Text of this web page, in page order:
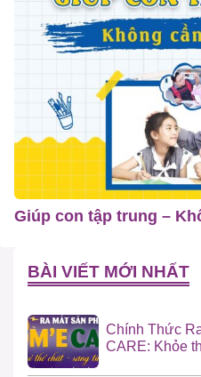
Giúp con tập trung –
BÀI VIẾT MỚI NHẤT
Chính Thức
CARE: Khỏe